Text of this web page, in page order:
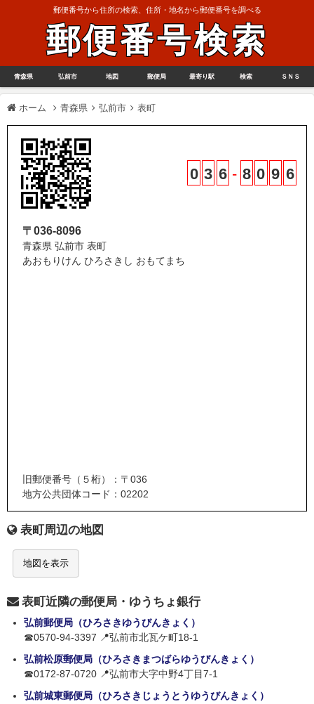
郵便番号から住所の検索、住所・地名から郵便番号を調べる
郵便番号検索
青森県 弘前市 地図 郵便局 最寄り駅 検索 ＳＮＳ
ホーム 青森県 弘前市 表町
0 3 6 - 8 0 9 6
〒036-8096
青森県 弘前市 表町
あおもりけん ひろさきし おもてまち
旧郵便番号（５桁）：〒036
地方公共団体コード：02202
表町周辺の地図
地図を表示
表町近隣の郵便局・ゆうちょ銀行
弘前郵便局（ひろさきゆうびんきょく）
☎0570-94-3397 📍弘前市北瓦ケ町18-1
弘前松原郵便局（ひろさきまつばらゆうびんきょく）
☎0172-87-0720 📍弘前市大字中野4丁目7-1
弘前城東郵便局（ひろさきじょうとうゆうびんきょく）